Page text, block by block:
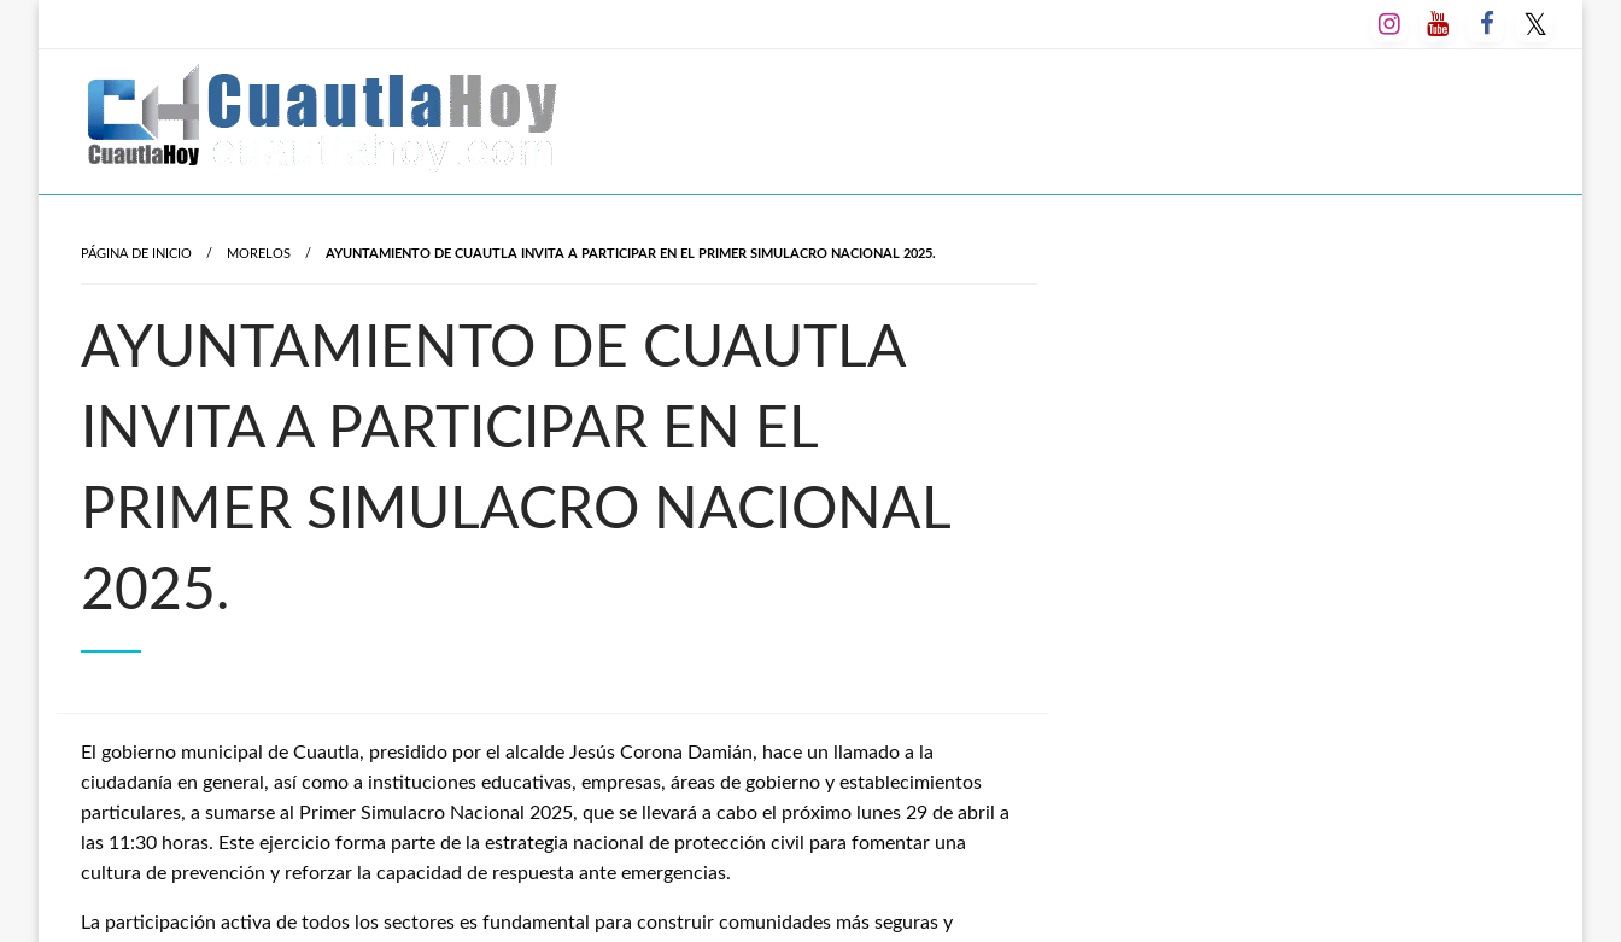
Revista digital del oriente de Morelos.
PÁGINA DE INICIO MORELOS AYUNTAMIENTO DE CUAUTLA INVITA A PARTICIPAR EN EL PRIMER SIMULACRO NACIONAL 2025.
AYUNTAMIENTO DE CUAUTLA
INVITA A PARTICIPAR EN EL
PRIMER SIMULACRO NACIONAL
2025.
El gobierno municipal de Cuautla, presidido por el alcalde Jesús Corona Damián, hace un llamado a la
ciudadanía en general, así como a instituciones educativas, empresas, áreas de gobierno y establecimientos
particulares, a sumarse al Primer Simulacro Nacional 2025, que se llevará a cabo el próximo lunes 29 de abril a
las 11:30 horas. Este ejercicio forma parte de la estrategia nacional de protección civil para fomentar una
cultura de prevención y reforzar la capacidad de respuesta ante emergencias.
La participación activa de todos los sectores es fundamental para construir comunidades más seguras y